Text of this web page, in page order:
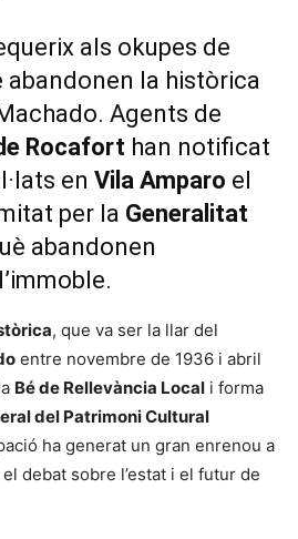
als okupes de
abandonen la històrica
Agents de
Rocafort han notificat
en Vila Amparo el
per la Generalitat
abandonen
, que va ser la llar del
entre novembre de 1936 i abril
Bé de Rellevància Local i forma
del Patrimoni Cultural
ha generat un gran enrenou a
debat sobre l’estat i el futur de